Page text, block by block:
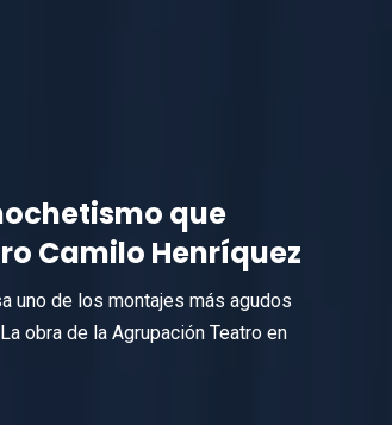
que
Camilo Henríquez
uno de los montajes más agudos
obra de la Agrupación Teatro en